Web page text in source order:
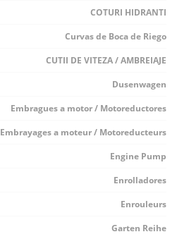
COTURI HIDRANTI
Curvas de Boca de Riego
CUTII DE VITEZA / AMBREIAJE
Dusenwagen
Embragues a motor / Motoreductores
Embrayages a moteur / Motoreducteurs
Engine Pump
Enrolladores
Enrouleurs
Garten Reihe